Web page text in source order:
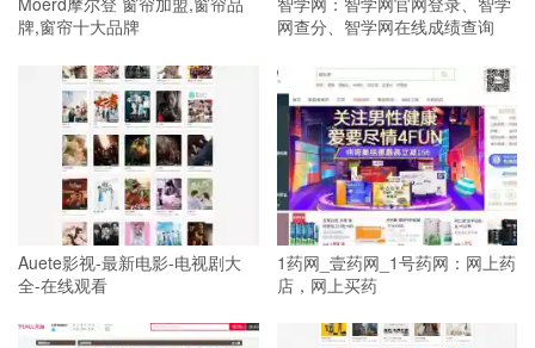
牌,窗帘十大品牌
网查分、智学网在线成绩查询
Auete影视-最新电影-电视剧大
全-在线观看
1药网_壹药网_1号药网：网上药
店，网上买药